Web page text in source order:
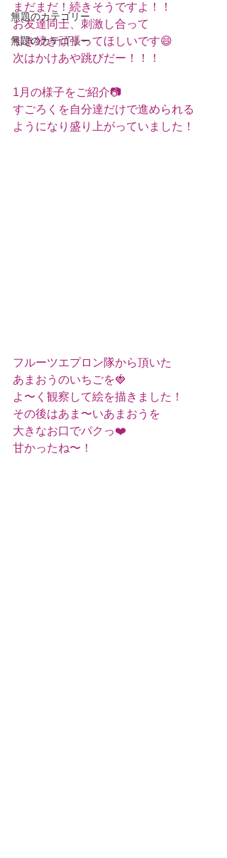
無題のカテゴリー
無題のカテゴリー
まだまだ！続きそうですよ！！
お友達同士、刺激し合って
引き続き頑張ってほしいです😄
次はかけあや跳びだー！！！
1月の様子をご紹介📷
すごろくを自分達だけで進められる
ようになり盛り上がっていました！
フルーツエプロン隊から頂いた
あまおうのいちごを🍓
よ〜く観察して絵を描きました！
その後はあま〜いあまおうを
大きなお口でパクっ❤️
甘かったね〜！